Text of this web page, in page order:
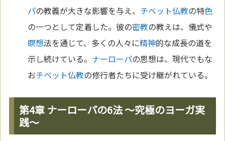
パの教義が大きな影響を与え、 チベット仏教の特色
の一つとして定着した。彼の密教の教えは、儀式や
瞑想法を通じて、多くの人々に精神的な成長の道を
示し続けている。 ナーローパの思想は、現代でもな
おチベット仏教の修行者たちに受け継がれている。
第4章 ナーローパの6法 〜究極のヨーガ実
践〜